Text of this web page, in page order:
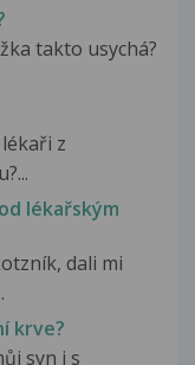
takto usychá?
z
lékařským
dali mi
krve?
syn i s